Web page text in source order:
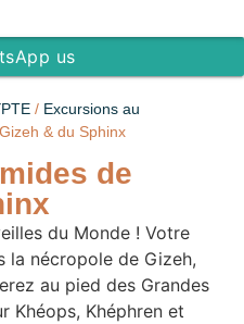
us
/ Excursions au
& du Sphinx
de
du Monde ! Votre
la nécropole de Gizeh,
au pied des Grandes
Khéops, Khéphren et